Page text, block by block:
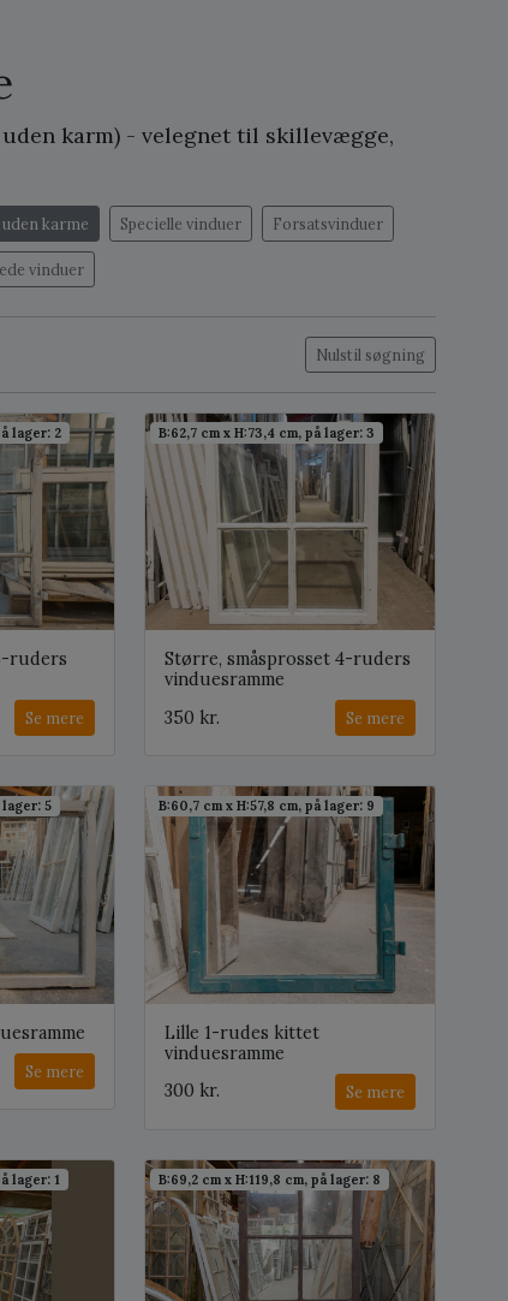
karm) - velegnet til skillevægge,
karme Specielle vinduer Forsatsvinduer
vinduer
Nulstil søgning
lager: 2
ruders
Se mere
B:62,7 cm x H:73,4 cm, på lager: 3
Større, småsprosset 4-ruders
vinduesramme
350 kr.
Se mere
lager: 5
Se mere
B:60,7 cm x H:57,8 cm, på lager: 9
Lille 1-rudes kittet
vinduesramme
300 kr.
Se mere
lager: 1 B:69,2 cm x H:119,8 cm, på lager: 8